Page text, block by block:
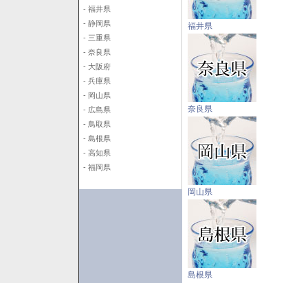
- 福井県
- 静岡県
- 三重県
- 奈良県
- 大阪府
- 兵庫県
- 岡山県
- 広島県
- 鳥取県
- 島根県
- 高知県
- 福岡県
福井県
奈良県
岡山県
島根県